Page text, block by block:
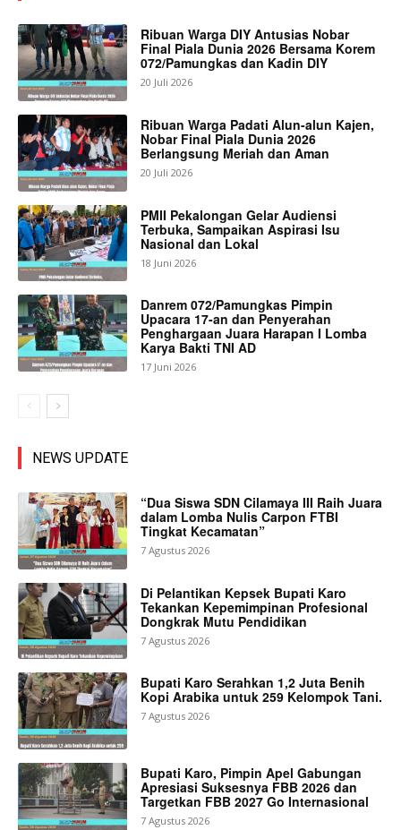
Ribuan Warga DIY Antusias Nobar
Final Piala Dunia 2026 Bersama Korem
072/Pamungkas dan Kadin DIY
20 Juli 2026
Ribuan Warga Padati Alun-alun Kajen,
Nobar Final Piala Dunia 2026
Berlangsung Meriah dan Aman
20 Juli 2026
PMII Pekalongan Gelar Audiensi
Terbuka, Sampaikan Aspirasi Isu
Nasional dan Lokal
18 Juni 2026
Danrem 072/Pamungkas Pimpin
Upacara 17-an dan Penyerahan
Penghargaan Juara Harapan I Lomba
Karya Bakti TNI AD
17 Juni 2026
NEWS UPDATE
“Dua Siswa SDN Cilamaya III Raih Juara
dalam Lomba Nulis Carpon FTBI
Tingkat Kecamatan”
7 Agustus 2026
Di Pelantikan Kepsek Bupati Karo
Tekankan Kepemimpinan Profesional
Dongkrak Mutu Pendidikan
7 Agustus 2026
Bupati Karo Serahkan 1,2 Juta Benih
Kopi Arabika untuk 259 Kelompok Tani.
7 Agustus 2026
Bupati Karo, Pimpin Apel Gabungan
Apresiasi Suksesnya FBB 2026 dan
Targetkan FBB 2027 Go Internasional
7 Agustus 2026